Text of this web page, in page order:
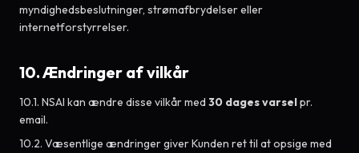
myndighedsbeslutninger, strømafbrydelser eller
internetforstyrrelser.
10. Ændringer af vilkår
10.1. NSAI kan ændre disse vilkår med 30 dages varselpr.
email.
10.2. Væsentlige ændringer giver Kunden ret til at opsige med